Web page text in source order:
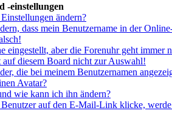
-einstellungen
ändern?
dass mein Benutzername in der
eingestellt, aber die Forenuhr geht immer
auf diesem Board nicht zur Auswahl!
die bei meinem Benutzernamen
Avatar?
wie kann ich ihn ändern?
auf den E-Mail-Link klicke,